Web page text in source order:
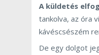
A küldetés
tankolva, az óra
kávéscsészém
De egy dolgot